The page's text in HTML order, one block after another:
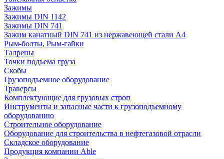
Зажимы
Зажимы DIN 1142
Зажимы DIN 741
Зажим канатный DIN 741 из нержавеющей стали А4
Рым-болты, Рым-гайки
Талрепы
Точки подъема груза
Скобы
Грузоподъемное оборудование
Траверсы
Комплектующие для грузовых строп
Инструменты и запасные части к грузоподъемному
оборудованию
Строительное оборудование
Оборудование для строительства в нефтегазовой отрасли
Складское оборудование
Продукция компании Able